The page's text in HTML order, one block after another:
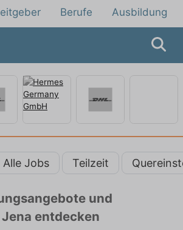
Berufe Ausbildung
Alle Jobs Teilzeit
und
entdecken